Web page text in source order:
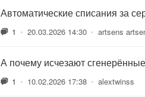
Автоматические списания за
1 • 20.03.2026 14:30 • artsens
А почему исчезают
1 • 10.02.2026 17:38 • alextwinss